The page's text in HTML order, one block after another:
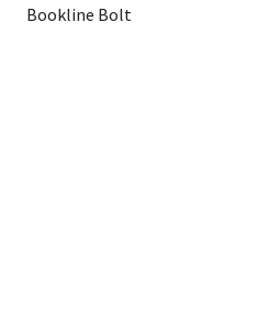
Bookline Bolt